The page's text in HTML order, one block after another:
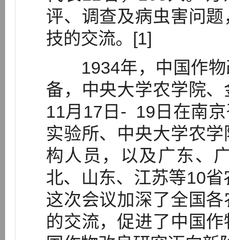
评、调查及病虫害问
技的交流。[1]
1934年，中国作物
备，中央大学农学院
11月17日- 19日在南
实验所、中央大学农
构人员，以及广东、
北、山东、江苏等10
这次会议加深了全国
的交流，促进了中国